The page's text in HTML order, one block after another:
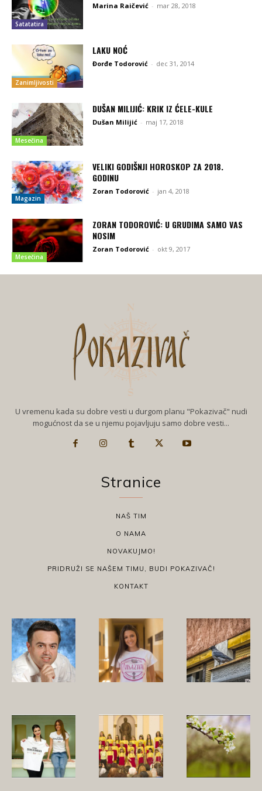
Satatatira
Marina Raičević - mar 28, 2018
Zanimljivosti
LAKU NOĆ
Đorđe Todorović - dec 31, 2014
Mesečina
DUŠAN MILIJIĆ: KRIK IZ ĆELE-KULE
Dušan Milijić - maj 17, 2018
Magazin
VELIKI GODIŠNJI HOROSKOP ZA 2018.
GODINU
Zoran Todorović - jan 4, 2018
Mesečina
ZORAN TODOROVIĆ: U GRUDIMA SAMO VAS
NOSIM
Zoran Todorović - okt 9, 2017
U vremenu kada su dobre vesti u durgom planu "Pokazivač" nudi
mogućnost da se u njemu pojavljuju samo dobre vesti...
Stranice
NAŠ TIM
O NAMA
NOVAKUJMO!
PRIDRUŽI SE NAŠEM TIMU, BUDI POKAZIVAČ!
KONTAKT